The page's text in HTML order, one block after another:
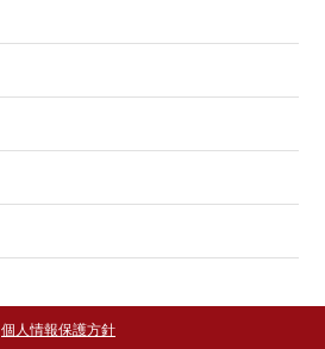
個人情報保護方針